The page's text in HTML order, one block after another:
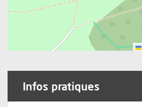
Infos pratiques